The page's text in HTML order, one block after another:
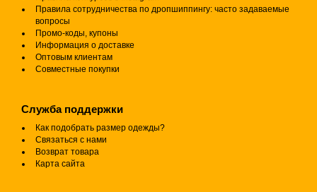
Правила сотрудничества по дропшиппингу: часто задаваемые
вопросы
Промо-коды, купоны
Информация о доставке
Оптовым клиентам
Совместные покупки
Служба поддержки
Как подобрать размер одежды?
Связаться с нами
Возврат товара
Карта сайта